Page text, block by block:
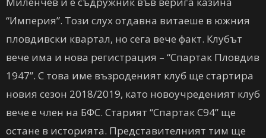
“Империя”. Този слух отдавна витаеше в южния
пловдивски квартал, но сега вече факт. Клубът
вече има и нова регистрация – “Спартак Пловдив
1947”. С това име възроденият клуб ще стартира
новия сезон 2018/2019, като новоучреденият клуб
вече е член на БФС. Старият “Спартак С94” ще
остане в историята. Представителният тим ще